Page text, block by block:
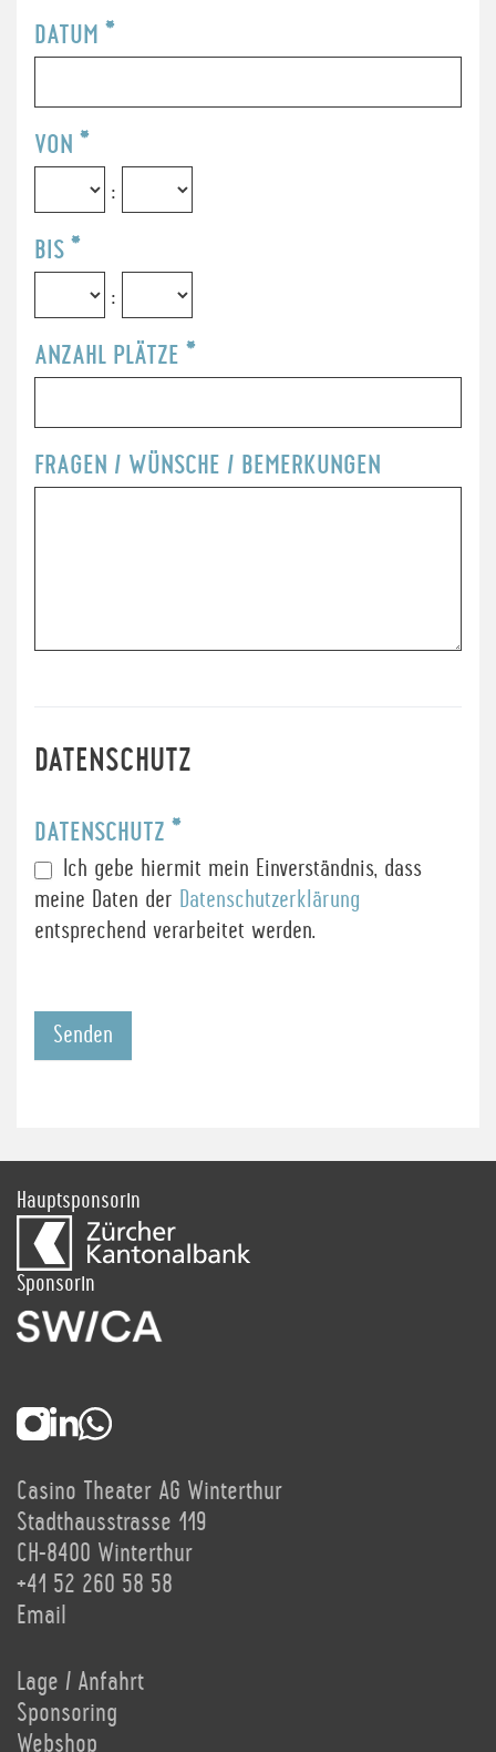
DATUM *
VON *
:
BIS *
:
ANZAHL PLÄTZE *
FRAGEN / WÜNSCHE / BEMERKUNGEN
DATENSCHUTZ
DATENSCHUTZ *
meine Daten der Datenschutzerklärung
entsprechend verarbeitet werden.
Senden
Hauptsponsorin
Sponsorin
Casino Theater AG Winterthur
Stadthausstrasse 119
CH-8400 Winterthur
+41 52 260 58 58
Email
Lage / Anfahrt
Sponsoring
Webshop